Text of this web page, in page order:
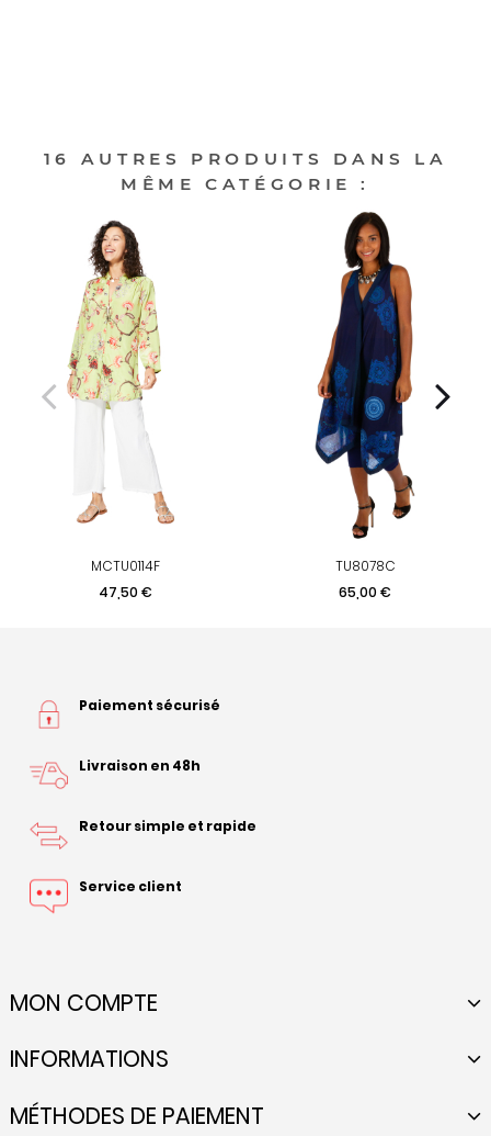
16 AUTRES PRODUITS DANS LA
MÊME CATÉGORIE :
MCTU0114F
Prix
47,50 €
TU8078C
Prix
65,00 €
Paiement sécurisé
Livraison en 48h
Retour simple et rapide
Service client
MON COMPTE
INFORMATIONS
MÉTHODES DE PAIEMENT